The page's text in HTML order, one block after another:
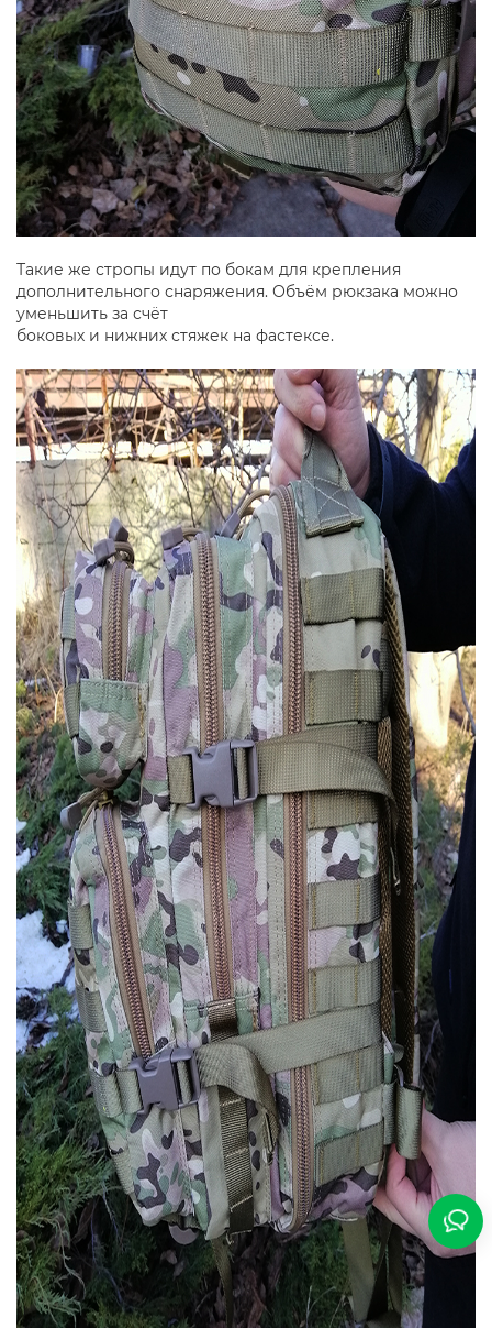
Такие же стропы идут по бокам для крепления
дополнительного снаряжения. Объём рюкзака можно
уменьшить за счёт
боковых и нижних стяжек на фастексе.